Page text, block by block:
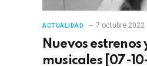
ACTUALIDAD 7 octubre 2022
Nuevos estrenos
musicales [07-